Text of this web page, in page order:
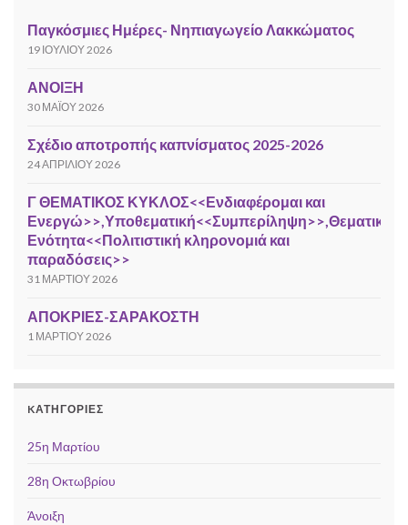
Παγκόσμιες Ημέρες- Νηπιαγωγείο Λακκώματος
19 ΙΟΥΛΊΟΥ 2026
ΑΝΟΙΞΗ
30 ΜΑΪ́ΟΥ 2026
Σχέδιο αποτροπής καπνίσματος 2025-2026
24 ΑΠΡΙΛΊΟΥ 2026
Γ ΘΕΜΑΤΙΚΟΣ ΚΥΚΛΟΣ<<Ενδιαφέρομαι και
Ενεργώ>>,Υποθεματική<<Συμπερίληψη>>,Θεματική
Ενότητα<<Πολιτιστική κληρονομιά και
παραδόσεις>>
31 ΜΑΡΤΊΟΥ 2026
ΑΠΟΚΡΙΕΣ-ΣΑΡΑΚΟΣΤΗ
1 ΜΑΡΤΊΟΥ 2026
KΑΤΗΓΟΡΊΕΣ
25η Μαρτίου
28η Οκτωβρίου
Άνοιξη